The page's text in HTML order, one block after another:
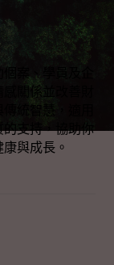
案、學員及企
關係並改善財
統智慧，適用
支持，協助你
與成長。